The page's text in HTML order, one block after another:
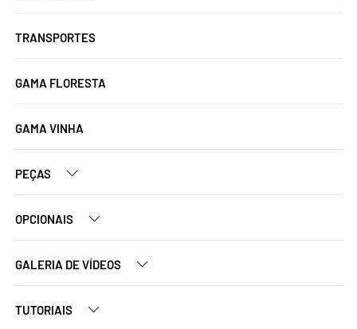
TRANSPORTES
GAMA FLORESTA
GAMA VINHA
PEÇAS
OPCIONAIS
GALERIA DE VÍDEOS
TUTORIAIS